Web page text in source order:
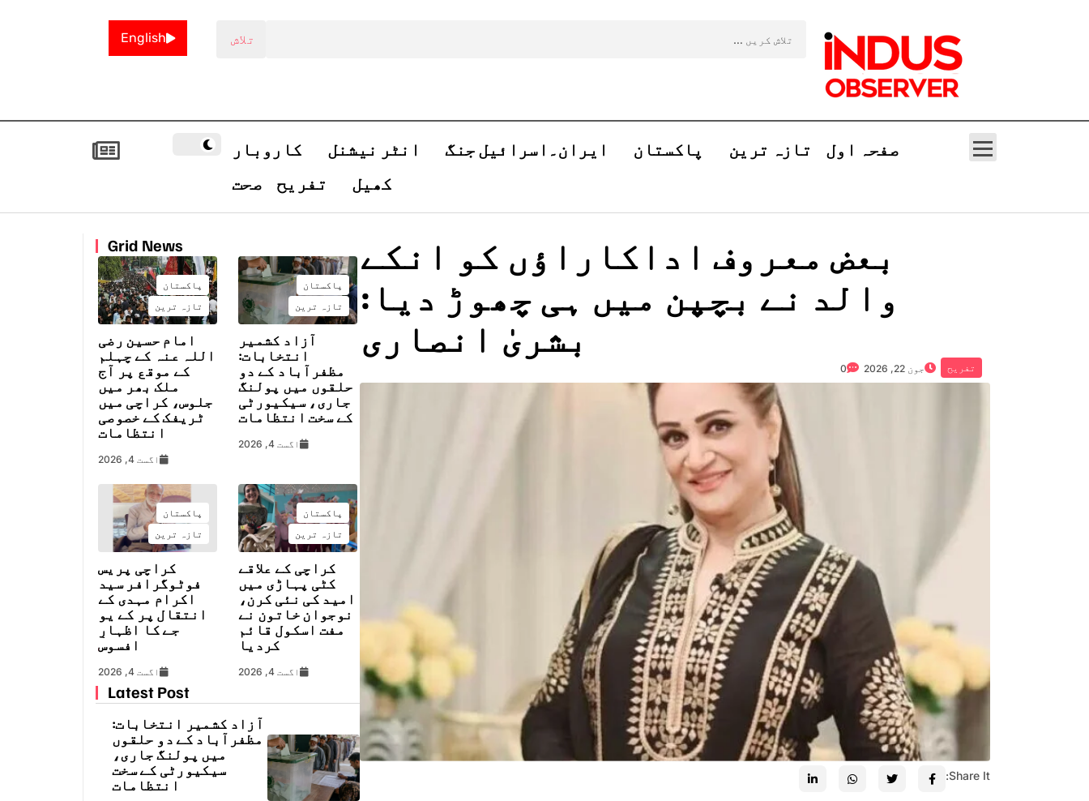
English
صفحہ اول تازہ ترین پاکستان ایران۔اسرائیل جنگ انٹر نیشنل
کاروبار
کھیل
تفریح صحت
بعض معروف اداکاراؤں کو انکے
والد نے بچپن میں ہی چھوڑ دیا:
بشریٰ انصاری
تفریح جون 22, 2026 0
Share It:
Grid News
پاکستان
تازہ ترین
آزاد کشمیر
انتخابات:
مظفرآباد کے دو
حلقوں میں پولنگ
جاری، سیکیورٹی
کے سخت انتظامات
اگست 4, 2026
پاکستان
تازہ ترین
امام حسین رضی
اللہ عنہ کے چہلم
کے موقع پر آج
ملک بھر میں
جلوس، کراچی میں
ٹریفک کے خصوصی
انتظامات
اگست 4, 2026
پاکستان
تازہ ترین
کراچی کے علاقے
کٹی پہاڑی میں
امید کی نئی کرن،
نوجوان خاتون نے
مفت اسکول قائم
کردیا
اگست 4, 2026
پاکستان
تازہ ترین
کراچی پریس
فوٹوگرافر سید
اکرام مہدی کے
انتقال پر کے یو
جے کا اظہارِ
افسوس
اگست 4, 2026
Latest Post
آزاد کشمیر انتخابات:
مظفرآباد کے دو حلقوں
میں پولنگ جاری،
سیکیورٹی کے سخت
انتظامات